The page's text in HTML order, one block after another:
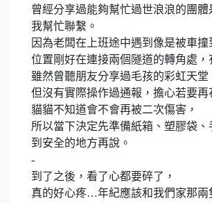
曾經分享過能夠幫忙過世浪浪的團
我幫忙聯繫。
因為老闆在上班途中遇到像是被車撞
位置剛好在連接兩個隧道的轉角處，
雖然曾聽朋友分享過毛孩的彩虹天堂
但沒有實際操作過通報，擔心若要再
貓貓不知道會不會再被二次傷害，
所以當下決定先準備紙箱、塑膠袋、
到安全的地方再說。
-
到了之後，看了心都要碎了，
真的好心疼…年紀應該和我們家那兩